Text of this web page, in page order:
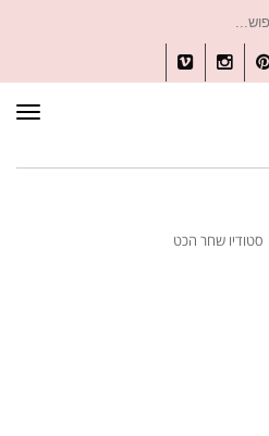
עבור:
Pinterest
Instagram
Vimeo
סטודיו שחר הכט